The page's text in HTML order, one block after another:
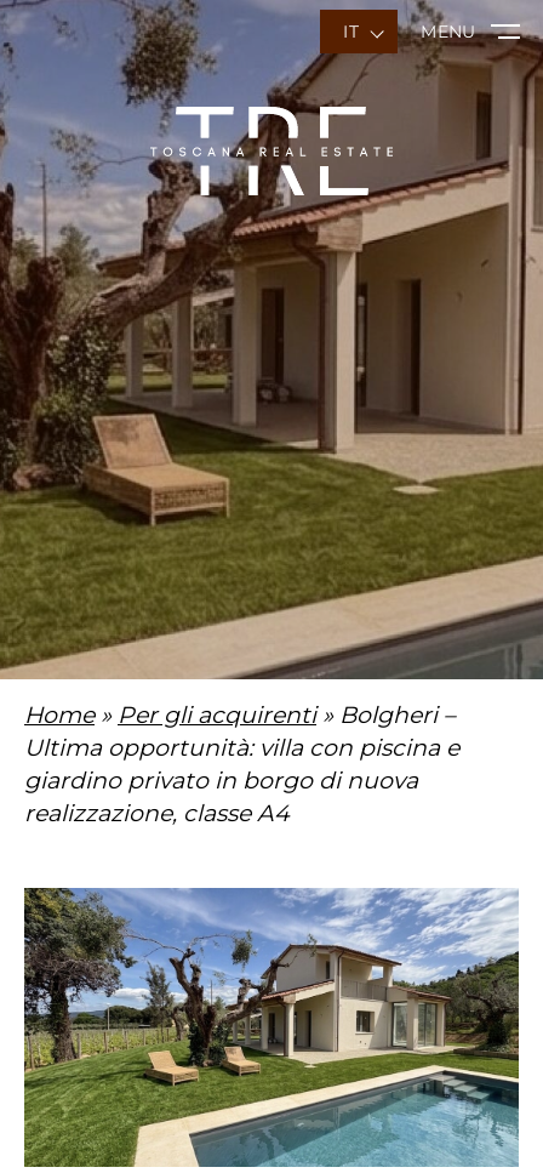
IT MENU
Home» Per gli acquirenti» Bolgheri –
Ultima opportunità: villa con piscina e
giardino privato in borgo di nuova
realizzazione, classe A4